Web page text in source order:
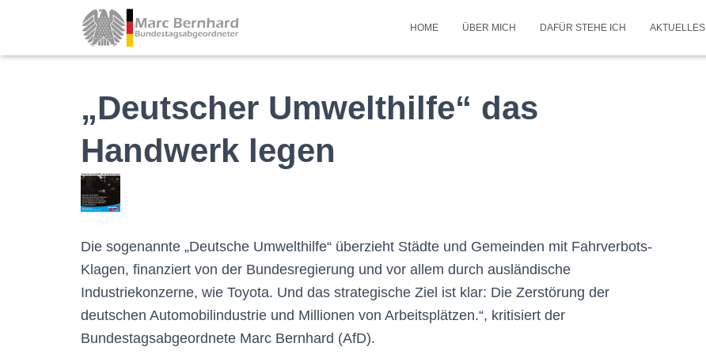
HOME ÜBER MICH DAFÜR STEHE ICH AKTUELLES
„Deutscher Umwelthilfe“ das
Handwerk legen
Die sogenannte „Deutsche Umwelthilfe“ überzieht Städte und Gemeinden mit Fahrverbots-
Klagen, finanziert von der Bundesregierung und vor allem durch ausländische
Industriekonzerne, wie Toyota. Und das strategische Ziel ist klar: Die Zerstörung der
deutschen Automobilindustrie und Millionen von Arbeitsplätzen.“, kritisiert der
Bundestagsabgeordnete Marc Bernhard (AfD).